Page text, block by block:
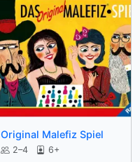
Original Malefiz Spiel
2–4
6+